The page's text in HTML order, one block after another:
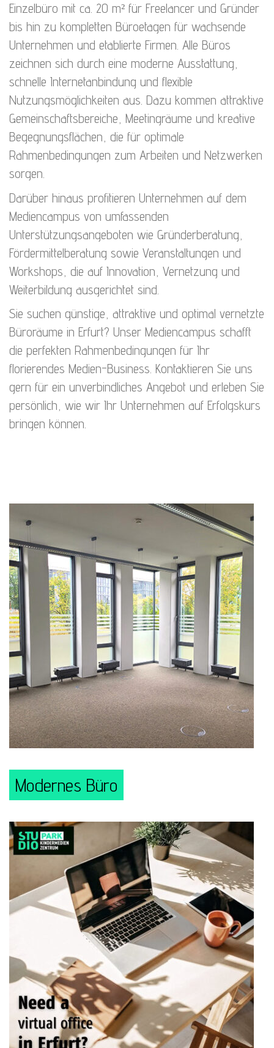
Einzelbüro mit ca. 20 m² für Freelancer und Gründer
bis hin zu kompletten Büroetagen für wachsende
Unternehmen und etablierte Firmen. Alle Büros
zeichnen sich durch eine moderne Ausstattung,
schnelle Internetanbindung und flexible
Nutzungsmöglichkeiten aus. Dazu kommen attraktive
Gemeinschaftsbereiche, Meetingräume und kreative
Begegnungsflächen, die für optimale
Rahmenbedingungen zum Arbeiten und Netzwerken
sorgen.
Darüber hinaus profitieren Unternehmen auf dem
Mediencampus von umfassenden
Unterstützungsangeboten wie Gründerberatung,
Fördermittelberatung sowie Veranstaltungen und
Workshops, die auf Innovation, Vernetzung und
Weiterbildung ausgerichtet sind.
Sie suchen günstige, attraktive und optimal vernetzte
Büroräume in Erfurt? Unser Mediencampus schafft
die perfekten Rahmenbedingungen für Ihr
florierendes Medien-Business. Kontaktieren Sie uns
gern für ein unverbindliches Angebot und erleben Sie
persönlich, wie wir Ihr Unternehmen auf Erfolgskurs
bringen können.
Modernes Büro